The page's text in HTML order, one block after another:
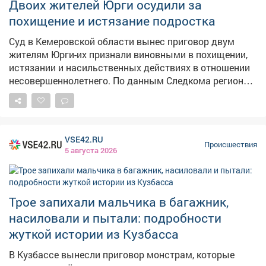
сообщать по номеру 102, чтобы своевременно
пресекать противоправные действия.
Двоих жителей Юрги осудили за
похищение и истязание подростка
Суд в Кемеровской области вынес приговор двум
жителям Юрги-их признали виновными в похищении,
истязании и насильственных действиях в отношении
несовершеннолетнего. По данным Следкома региона,
в апреле 2024года мужчины поссорились с 13‑летним
знакомым из‑за пустяка. Они насильно посадили
подростка и совершили в отношении него ряд
противоправных действий-в том числе сексуального
характера. После этого ребёнка снова поместили в
багажник и отвезли к деревне Новоягодное, где
продолжили издеваться над ним. В итоге
злоумышленники оставили мальчика на месте и
скрылись. В зависимости от степени участия в
преступлении суд назначил одному из осуждённых
16лет лишения свободы, второму-4года колонии
строгого режима. Автомобиль, на котором они
VSE42.RU
5 августа 2026
Происшествия
Трое запихали мальчика в багажник,
насиловали и пытали: подробности
жуткой истории из Кузбасса
В Кузбассе вынесли приговор монстрам, которые